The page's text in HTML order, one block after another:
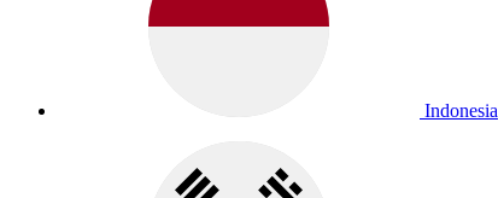
Indonesia